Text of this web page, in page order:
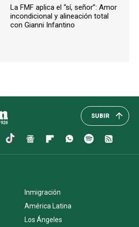
La FMF aplica el “sí, señor”: Amor
incondicional y alineación total
con Gianni Infantino
SUBIR
Inmigración
América Latina
Los Ángeles